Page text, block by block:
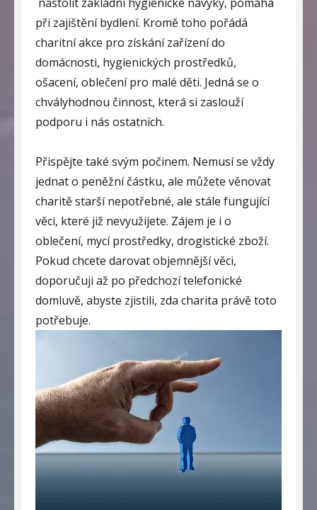
při zajištění bydlení. Kromě toho pořádá
charitní akce pro získání zařízení do
domácnosti, hygienických prostředků,
ošacení, oblečení pro malé děti. Jedná se o
chvályhodnou činnost, která si zaslouží
podporu i nás ostatních.
Přispějte také svým počinem. Nemusí se vždy
jednat o peněžní částku, ale můžete věnovat
charitě starší nepotřebné, ale stále fungující
věci, které již nevyužijete. Zájem je i o
oblečení, mycí prostředky, drogistické zboží.
Pokud chcete darovat objemnější věci,
doporučuji až po předchozí telefonické
domluvě, abyste zjistili, zda charita právě toto
potřebuje.